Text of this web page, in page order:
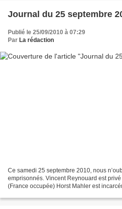
Journal du 25 septembre
Publié le 25/09/2010 à 07:29
Par La rédaction
Ce samedi 25 septembre 2010, nous
emprisonnés. Vincent Reynouard est
(France occupée) Horst Mahler est